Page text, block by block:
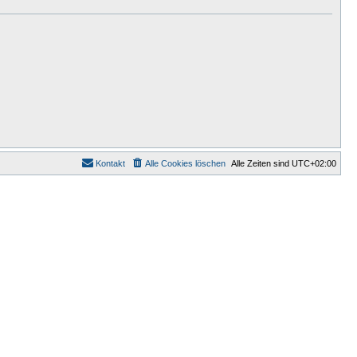
Alle Zeiten sind UTC+02:00
Alle Cookies löschen
Kontakt